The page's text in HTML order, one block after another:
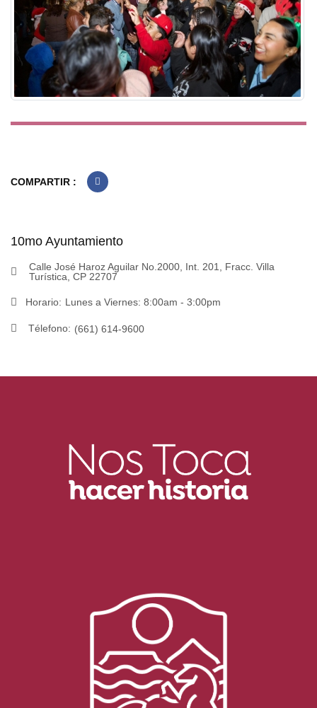
COMPARTIR :
10mo Ayuntamiento
Calle José Haroz Aguilar No.2000, Int. 201, Fracc. Villa
Turística, CP 22707
Horario: Lunes a Viernes: 8:00am - 3:00pm
Télefono: (661) 614-9600